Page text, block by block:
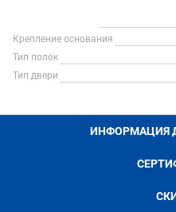
Крепление основания
Тип полок
Тип двери
ИНФОРМАЦИЯ